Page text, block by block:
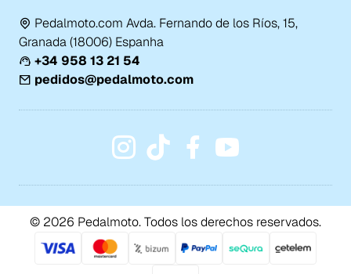
Pedalmoto.com Avda. Fernando de los Ríos, 15,
Granada (18006) Espanha
+34 958 13 21 54
pedidos@pedalmoto.com
© 2026 Pedalmoto. Todos los derechos reservados.